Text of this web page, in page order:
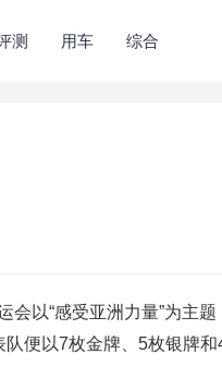
测 用车 综合
以“感受亚洲力量”为主题
便以7枚金牌、5枚银牌